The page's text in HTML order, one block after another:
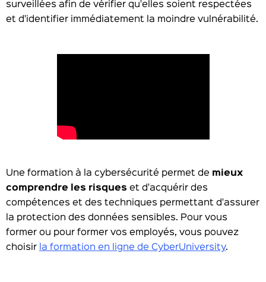
surveillées afin de vérifier qu'elles soient respectées
et d'identifier immédiatement la moindre vulnérabilité.
Une formation à la cybersécurité permet de mieux
comprendre les risques et d'acquérir des
compétences et des techniques permettant d'assurer
la protection des données sensibles. Pour vous
former ou pour former vos employés, vous pouvez
choisir la formation en ligne de CyberUniversity.